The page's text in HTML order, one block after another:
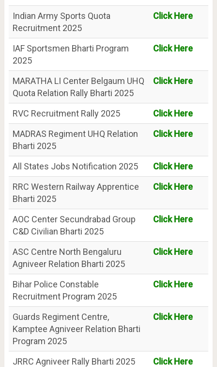
Indian Army Sports Quota
Recruitment 2025
Click Here
IAF Sportsmen Bharti Program
2025
Click Here
MARATHA LI Center Belgaum UHQ
Quota Relation Rally Bharti 2025
Click Here
RVC Recruitment Rally 2025
Click Here
MADRAS Regiment UHQ Relation
Bharti 2025
Click Here
All States Jobs Notification 2025
Click Here
RRC Western Railway Apprentice
Bharti 2025
Click Here
AOC Center Secundrabad Group
C&D Civilian Bharti 2025
Click Here
ASC Centre North Bengaluru
Agniveer Relation Bharti 2025
Click Here
Bihar Police Constable
Recruitment Program 2025
Click Here
Guards Regiment Centre,
Kamptee Agniveer Relation Bharti
Program 2025
Click Here
JRRC Agniveer Rally Bharti 2025
Click Here